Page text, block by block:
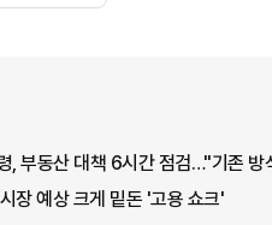
예상 크게 밑돈 '고용 쇼크'